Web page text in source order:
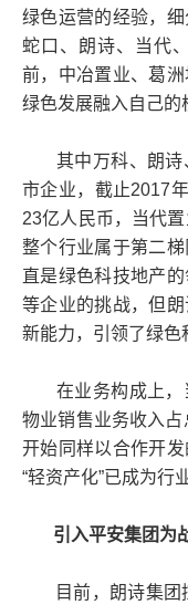
绿色运营的经验，
蛇口、朗诗、当代
前，中冶置业、葛
绿色发展融入自己的
其中万科、朗诗
市企业，截止2017
23亿人民币，当代
整个行业属于第二
直是绿色科技地产
等企业的挑战，但
新能力，引领了绿色
在业务构成上，
物业销售业务收入
开始同样以合作开发
“轻资产化”已成为行
引入平安集团为
目前，朗诗集团